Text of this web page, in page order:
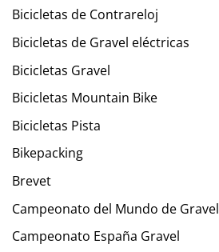
Bicicletas de Contrareloj
Bicicletas de Gravel eléctricas
Bicicletas Gravel
Bicicletas Mountain Bike
Bicicletas Pista
Bikepacking
Brevet
Campeonato del Mundo de Gravel
Campeonato España Gravel